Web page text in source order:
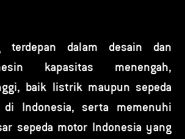
terdepan dalam desain dan
kapasitas menengah,
baik listrik maupun sepeda
Indonesia, serta memenuhi
sepeda motor Indonesia yang